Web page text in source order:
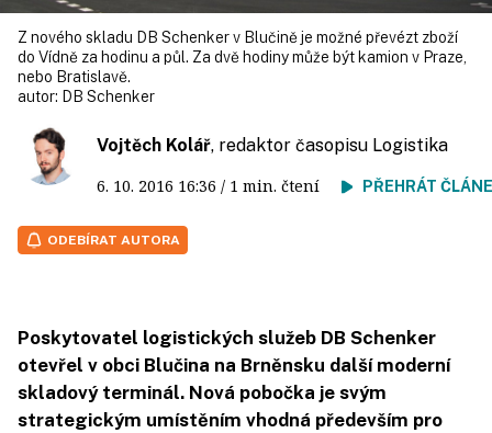
Z nového skladu DB Schenker v Blučině je možné převézt zboží
do Vídně za hodinu a půl. Za dvě hodiny může být kamion v Praze,
nebo Bratislavě.
autor: DB Schenker
Vojtěch Kolář, redaktor časopisu Logistika
6. 10. 2016 16:36 / 1 min. čtení PŘEHRÁT
ODEBÍRAT AUTORA
Poskytovatel logistických služeb DB Schenker
otevřel v obci Blučina na Brněnsku další moderní
skladový terminál. Nová pobočka je svým
strategickým umístěním vhodná především pro